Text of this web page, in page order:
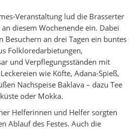
Veranstaltung lud die Brasserter
diesem Wochenende ein. Dabei
Besuchern an drei Tagen ein buntes
Folkloredarbietungen,
und Verpflegungsständen mit
wie Köfte, Adana-Spieß,
Nachspeise Baklava – dazu Tee
oder Mokka.
Helferinnen und Helfer sorgten
Ablauf des Festes. Auch die